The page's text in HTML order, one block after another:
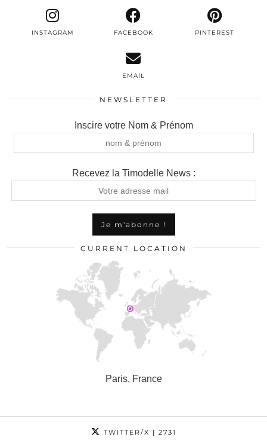
INSTAGRAM FACEBOOK PINTEREST
EMAIL
NEWSLETTER
Inscire votre Nom & Prénom
Recevez la Timodelle News :
CURRENT LOCATION
Paris, France
TWITTER/X | 2731